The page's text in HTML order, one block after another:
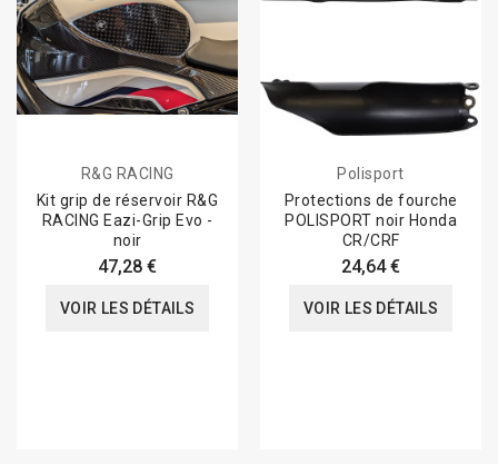
R&G RACING
Kit grip de réservoir R&G
RACING Eazi-Grip Evo -
noir
47,28 €
VOIR LES DÉTAILS
Polisport
Protections de fourche
POLISPORT noir Honda
CR/CRF
24,64 €
VOIR LES DÉTAILS